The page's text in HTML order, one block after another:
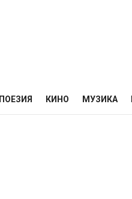
ПОЕЗИЯ КИНО МУЗИКА